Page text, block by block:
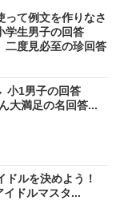
って例文を作りなさ
学生男子の回答
度見必至の珍回答
小1男子の回答
満足の名回答...
ドルを決めよう！
ドルマスタ...